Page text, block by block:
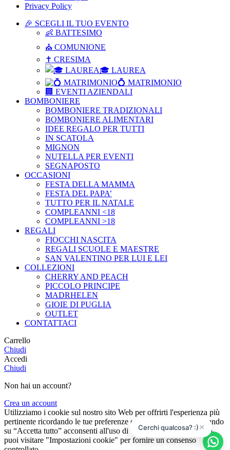
Privacy Policy
🎉 SCEGLI IL TUO EVENTO
👶 BATTESIMO
⛪ COMUNIONE
✝ CRESIMA
🎓 LAUREA
💍 MATRIMONIO
🏢 EVENTI AZIENDALI
BOMBONIERE
BOMBONIERE TRADIZIONALI
BOMBONIERE ALIMENTARI
IDEE REGALO PER TUTTI
IN SCATOLA
MIGNON
NUTELLA PER EVENTI
SEGNAPOSTO
OCCASIONI
FESTA DELLA MAMMA
FESTA DEL PAPA’
TUTTO PER IL NATALE
COMPLEANNI <18
COMPLEANNI >18
REGALI
FIOCCHI NASCITA
REGALI SCUOLE E MAESTRE
SAN VALENTINO PER LUI E LEI
COLLEZIONI
CHERRY AND PEACH
PICCOLO PRINCIPE
MADRHELEN
GIOIE DI PUGLIA
OUTLET
CONTATTACI
Carrello
Chiudi
Accedi
Chiudi
Non hai un account?
Crea un account
Utilizziamo i cookie sul nostro sito Web per offrirti l'esperienza più
pertinente ricordando le tue preferenze e le visite ripetute. Cliccando
su “Accetta tutto” acconsenti all'uso di TUTTI i cookie. Tuttavia,
puoi visitare "Impostazioni cookie" per fornire un consenso
×
Cerchi qualcosa? :)